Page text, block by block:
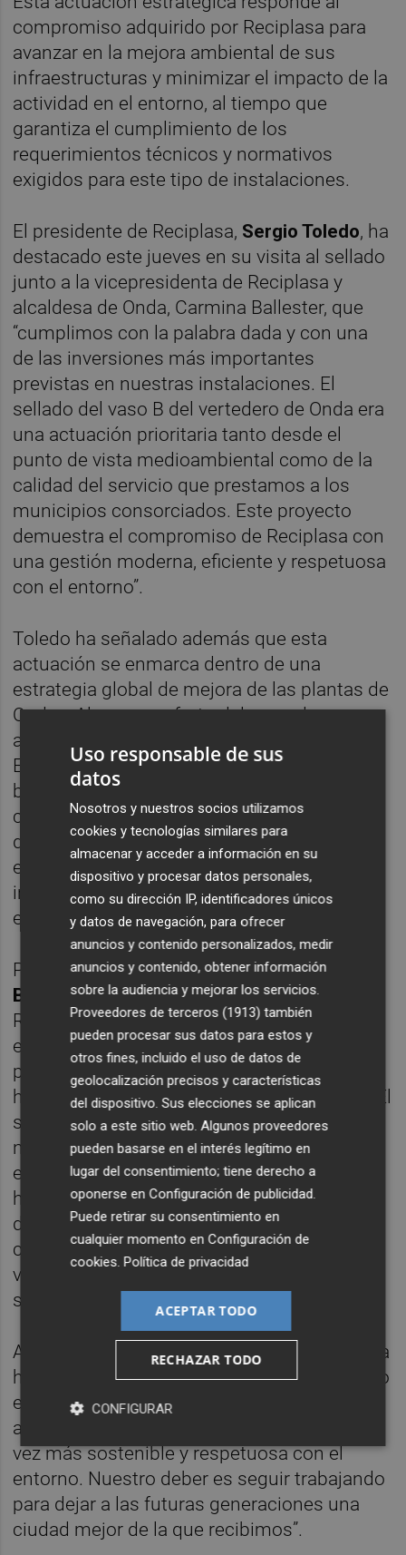
compromiso adquirido por Reciplasa para
avanzar en la mejora ambiental de sus
infraestructuras y minimizar el impacto de la
actividad en el entorno, al tiempo que
garantiza el cumplimiento de los
requerimientos técnicos y normativos
exigidos para este tipo de instalaciones.
El presidente de Reciplasa, Sergio Toledo, ha
destacado este jueves en su visita al sellado
junto a la vicepresidenta de Reciplasa y
alcaldesa de Onda, Carmina Ballester, que
“cumplimos con la palabra dada y con una
de las inversiones más importantes
previstas en nuestras instalaciones. El
sellado del vaso B del vertedero de Onda era
una actuación prioritaria tanto desde el
punto de vista medioambiental como de la
calidad del servicio que prestamos a los
municipios consorciados. Este proyecto
demuestra el compromiso de Reciplasa con
una gestión moderna, eficiente y respetuosa
con el entorno”.
Toledo ha señalado además que esta
actuación se enmarca dentro de una
estrategia global de mejora de las plantas de
Onda y Almassora, fruto del acuerdo
alcanzado con la Unión Temporal de
Empresas encargada del servicio. “Estamos
buscando soluciones que permitan dar un
correcto tratamiento a los residuos dentro
de nuestras instalaciones. Estamos
estudiando realizar unas nuevas
instalaciones adaptadas a las mayores
exigencias medioambientales”, ha añadido.
Por su parte, la alcaldesa de Onda,Carmina
Ballester, también vicepresidenta de
Reciplasa, ha valorado muy positivamente la
ejecución de esta actuación. “Hoy damos un
paso importante para cerrar una etapa que
ha marcado a Onda durante muchos años. El
sellado del vaso B era una actuación
necesaria para seguir mejorando nuestro
entorno y dar respuesta a una reivindicación
histórica de los ondenses. Esta inversión
demuestra que los compromisos se
convierten en hechos cuando existe
voluntad de hacer las cosas bien”, ha
señalado.
Asimismo, Ballester ha destacado que “Onda
ha sido solidaria durante décadas acogiendo
estas instalaciones y ahora seguimos
avanzando para que su actividad sea cada
vez más sostenible y respetuosa con el
entorno. Nuestro deber es seguir trabajando
para dejar a las futuras generaciones una
ciudad mejor de la que recibimos”.
Uso responsable de sus
datos
Nosotros y nuestros socios utilizamos
cookies y tecnologías similares para
almacenar y acceder a información en su
dispositivo y procesar datos personales,
como su dirección IP, identificadores únicos
y datos de navegación, para ofrecer
anuncios y contenido personalizados, medir
anuncios y contenido, obtener información
sobre la audiencia y mejorar los servicios.
Proveedores de terceros (1913) también
pueden procesar sus datos para estos y
otros fines, incluido el uso de datos de
geolocalización precisos y características
del dispositivo. Sus elecciones se aplican
solo a este sitio web. Algunos proveedores
pueden basarse en el interés legítimo en
lugar del consentimiento; tiene derecho a
oponerse enConfiguración de publicidad.
Puede retirar su consentimiento en
cualquier momento enConfiguración de
cookies.Política de privacidad
ACEPTAR TODO
RECHAZAR TODO
CONFIGURAR